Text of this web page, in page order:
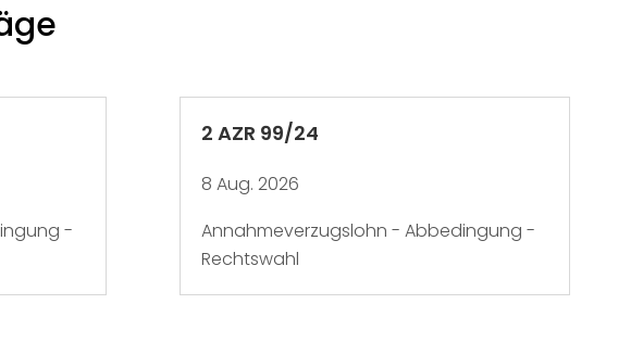
-
2 AZR 99/24
8 Aug. 2026
Annahmeverzugslohn - Abbedingung -
Rechtswahl